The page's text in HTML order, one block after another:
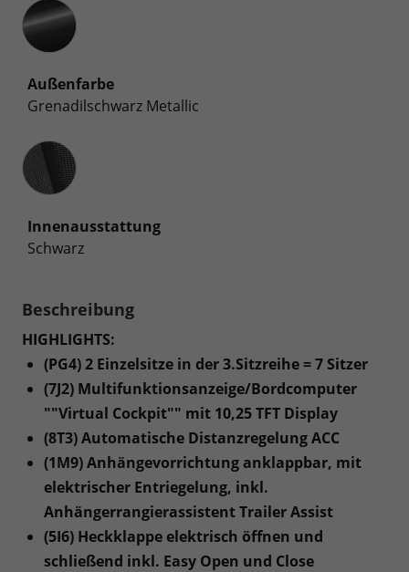
Außenfarbe
Grenadilschwarz Metallic
Innenausstattung
Innenausstattung
Schwarz
Beschreibung
HIGHLIGHTS:
(PG4) 2 Einzelsitze in der 3.Sitzreihe = 7 Sitzer
(7J2) Multifunktionsanzeige/Bordcomputer
""Virtual Cockpit"" mit 10,25 TFT Display
(8T3) Automatische Distanzregelung ACC
(1M9) Anhängevorrichtung anklappbar, mit
elektrischer Entriegelung, inkl.
Anhängerrangierassistent Trailer Assist
(5I6) Heckklappe elektrisch öffnen und
schließend inkl. Easy Open und Close